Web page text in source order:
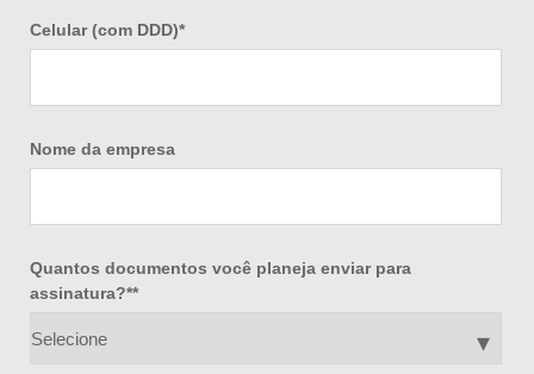
Celular (com DDD)*
Nome da empresa
Quantos documentos você planeja enviar para
assinatura?**